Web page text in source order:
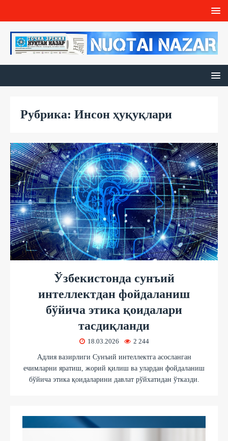
Рубрика: Инсон ҳуқуқлари
Ўзбекистонда сунъий
интеллектдан фойдаланиш
бўйича этика қоидалари
тасдиқланди
18.03.2026 2 244
Адлия вазирлиги Сунъий интеллектга асосланган
ечимларни яратиш, жорий қилиш ва улардан фойдаланиш
бўйича этика қоидаларини давлат рўйхатидан ўтказди.